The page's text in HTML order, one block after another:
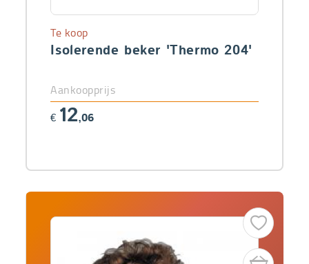
Isolerende beker 'Thermo 204'
Te koop
Aankoopprijs
€ 12,06